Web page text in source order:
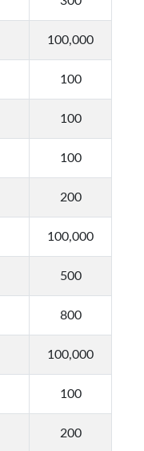
100,000
100
100
100
200
100,000
500
800
100,000
100
200